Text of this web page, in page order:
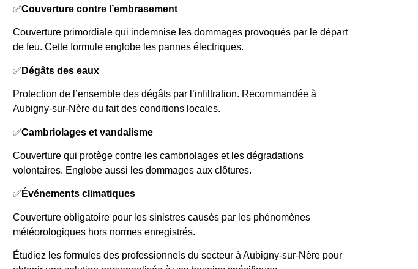
✅Couverture contre l’embrasement
Couverture primordiale qui indemnise les dommages provoqués par le départ
de feu. Cette formule englobe les pannes électriques.
✅ Dégâts des eaux
Protection de l’ensemble des dégâts par l’infiltration. Recommandée à
Aubigny-sur-Nère du fait des conditions locales.
✅Cambriolages et vandalisme
Couverture qui protège contre les cambriolages et les dégradations
volontaires. Englobe aussi les dommages aux clôtures.
✅ Événements climatiques
Couverture obligatoire pour les sinistres causés par les phénomènes
météorologiques hors normes enregistrés.
Étudiez les formules des professionnels du secteur à Aubigny-sur-Nère pour